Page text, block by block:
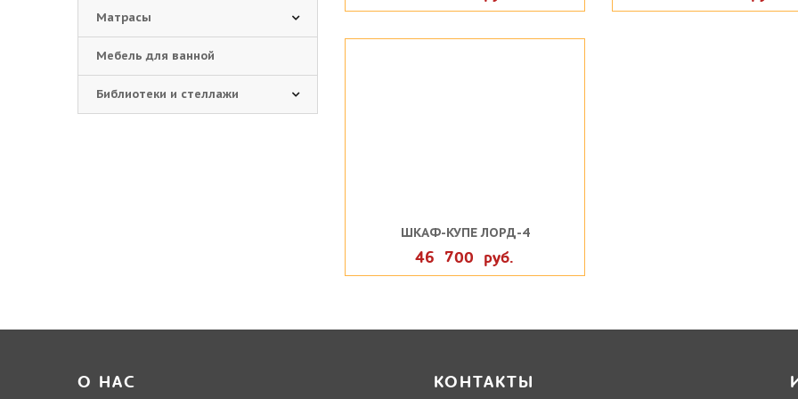
ШКАФ-КУПЕ ЛОРД-4
46 700 руб.
Матрасы
Мебель для ванной
Библиотеки и стеллажи
О НАС КОНТАКТЫ